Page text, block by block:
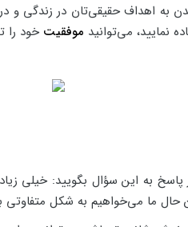
به اهداف حقیقی‌تان در زندگی
نمایید، می‌توانید موفقیت خود را
به این سؤال بگویید: خیلی
حال ما می‌خواهیم به شکل متفاوتی